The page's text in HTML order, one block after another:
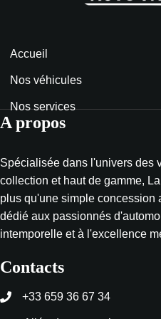
Accueil
Nos véhicules
Nos services
A propos
Spécialisée dans l'univers des
collection et haut de gamme,
plus qu'une simple concession
dédié aux passionnés
intemporelle et à l'excellence
Contacts
+33 659 36 67 34